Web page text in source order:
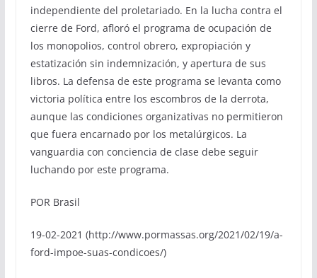
independiente del proletariado. En la lucha contra el
cierre de Ford, afloró el programa de ocupación de
los monopolios, control obrero, expropiación y
estatización sin indemnización, y apertura de sus
libros. La defensa de este programa se levanta como
victoria política entre los escombros de la derrota,
aunque las condiciones organizativas no permitieron
que fuera encarnado por los metalúrgicos. La
vanguardia con conciencia de clase debe seguir
luchando por este programa.
POR Brasil
19-02-2021 (http://www.pormassas.org/2021/02/19/a-
ford-impoe-suas-condicoes/)